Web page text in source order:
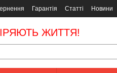
Гарантія Статті Новини
ЖИТТЯ!